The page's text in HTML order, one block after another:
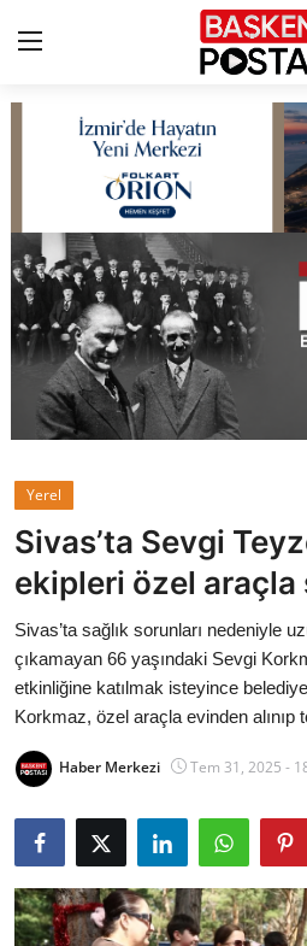
Çerez Politikası
Künye
Ankara
TBMM
Cumhurbaşkanlığı
Bakanlıklar
Siyasi Partiler
Mülki İdare
Toplum ve Yaşam
Kamu Kurumları ve Üst Kurullar
Resmi Reklamlar
Yerel
Sivas’ta Sevgi
ekipleri özel araçla
Sivas’ta sağlık sorunları nedeniyle
çıkamayan 66 yaşındaki Sevgi
etkinliğine katılmak isteyince
Korkmaz, özel araçla evinden alınıp
Haber Merkezi Tem 31, 2025 -